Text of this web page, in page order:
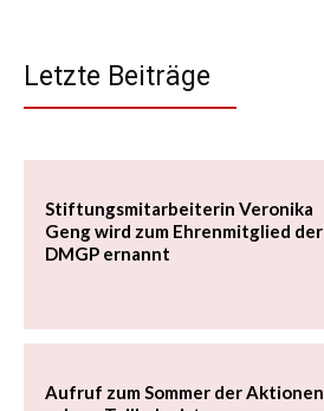
Letzte Beiträge
Stiftungsmitarbeiterin Veronika
Geng wird zum Ehrenmitglied der
DMGP ernannt
Aufruf zum Sommer der Aktionen